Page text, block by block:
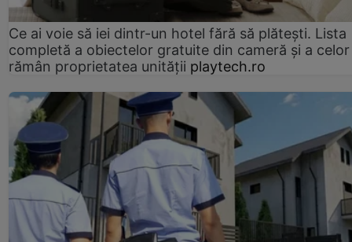
Ce ai voie să iei dintr-un hotel fără să plătești. Lista
completă a obiectelor gratuite din cameră și a
rămân proprietatea unității playtech.ro